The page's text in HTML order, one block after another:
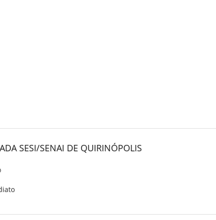
SESI/SENAI DE QUIRINÓPOLIS